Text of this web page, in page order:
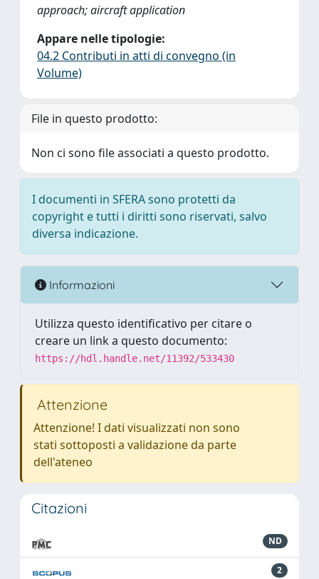
approach; aircraft application
Appare nelle tipologie:
04.2 Contributi in atti di convegno (in
Volume)
File in questo prodotto:
Non ci sono file associati a questo prodotto.
I documenti in SFERA sono protetti da
copyright e tutti i diritti sono riservati, salvo
diversa indicazione.
Informazioni
Utilizza questo identificativo per citare o
creare un link a questo documento:
https://hdl.handle.net/11392/533430
Attenzione
Attenzione! I dati visualizzati non sono
stati sottoposti a validazione da parte
dell'ateneo
Citazioni
ND
2